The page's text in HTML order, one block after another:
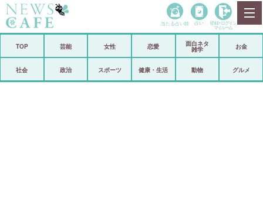
政治
当たる占い師 占い 登録• ログイン
マイルーム
TOP 芸能 女性 恋愛
面白ネタ
雑学
お金
社会 政治 スポーツ 健康・生活 動物 グルメ